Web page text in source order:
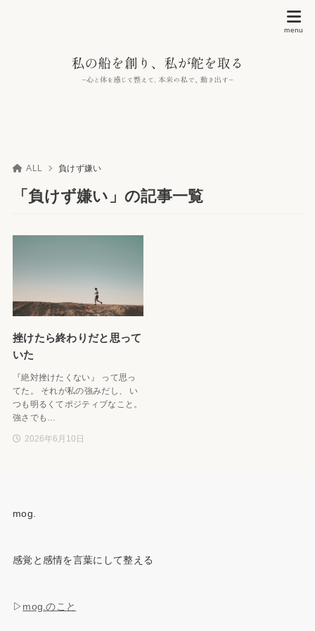
ALL 負けず嫌い
「負けず嫌い」の記事一覧
挫けたら終わりだと思って
いた
『絶対挫けたくない』 って思っ
てた。 それが私の強みだし、 い
つも明るくてポジティブなこと。
強さでも…
2026年6月10日
mog.
感覚と感情を言葉にして整える
▷ mog.のこと